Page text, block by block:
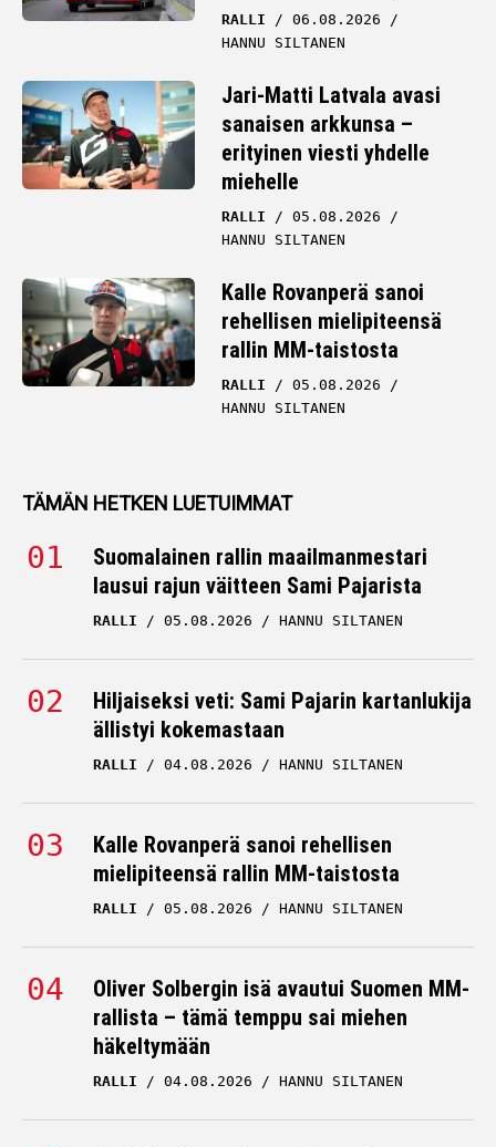
RALLI
06.08.2026
HANNU SILTANEN
Jari-Matti Latvala avasi
sanaisen arkkunsa –
erityinen viesti yhdelle
miehelle
RALLI
05.08.2026
HANNU SILTANEN
Kalle Rovanperä sanoi
rehellisen mielipiteensä
rallin MM-taistosta
RALLI
05.08.2026
HANNU SILTANEN
TÄMÄN HETKEN LUETUIMMAT
Suomalainen rallin maailmanmestari
lausui rajun väitteen Sami Pajarista
RALLI 05.08.2026 HANNU SILTANEN
Hiljaiseksi veti: Sami Pajarin kartanlukija
ällistyi kokemastaan
RALLI 04.08.2026 HANNU SILTANEN
Kalle Rovanperä sanoi rehellisen
mielipiteensä rallin MM-taistosta
RALLI 05.08.2026 HANNU SILTANEN
Oliver Solbergin isä avautui Suomen MM-
rallista – tämä temppu sai miehen
häkeltymään
RALLI 04.08.2026 HANNU SILTANEN